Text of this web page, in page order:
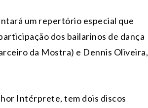
um repertório especial que
dos bailarinos de dança
da Mostra) e Dennis Oliveira,
Intérprete, tem dois discos